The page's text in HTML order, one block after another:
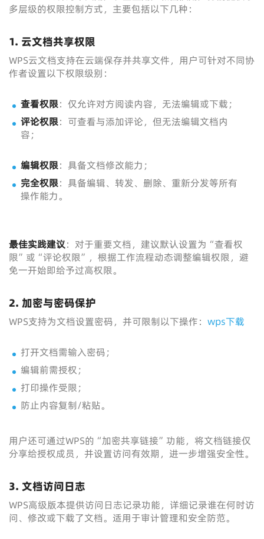
多层级的权限控制方式，主要包括以下几种：
1. 云文档共享权限
WPS云文档支持在云端保存并共享文件，用户可针对不同协
作者设置以下权限级别：
查看权限：仅允许对方阅读内容，无法编辑或下载；
评论权限：可查看与添加评论，但无法编辑文档内
容；
编辑权限：具备文档修改能力；
完全权限：具备编辑、转发、删除、重新分发等所有
操作能力。
最佳实践建议：对于重要文档，建议默认设置为“查看权
限”或“评论权限”，根据工作流程动态调整编辑权限，避
免一开始即给予过高权限。
2. 加密与密码保护
WPS支持为文档设置密码，并可限制以下操作： wps下载
打开文档需输入密码；
编辑前需授权；
打印操作受限；
防止内容复制/粘贴。
用户还可通过WPS的“加密共享链接”功能，将文档链接仅
分享给授权成员，并设置访问有效期，进一步增强安全性。
3. 文档访问日志
WPS高级版本提供访问日志记录功能，详细记录谁在何时访
问、修改或下载了文档。适用于审计管理和安全防范。